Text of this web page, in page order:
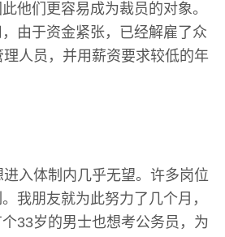
他们更容易成为裁员的对象。
由于资金紧张，已经解雇了众
人员，并用薪资要求较低的年
入体制内几乎无望。许多岗位
我朋友就为此努力了几个月，
33岁的男士也想考公务员，为